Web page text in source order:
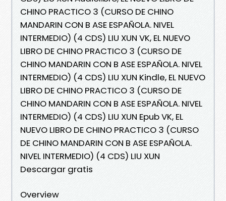
CHINO PRACTICO 3 (CURSO DE CHINO
MANDARIN CON B ASE ESPAÑOLA. NIVEL
INTERMEDIO) (4 CDS) LIU XUN VK, EL NUEVO
LIBRO DE CHINO PRACTICO 3 (CURSO DE
CHINO MANDARIN CON B ASE ESPAÑOLA. NIVEL
INTERMEDIO) (4 CDS) LIU XUN Kindle, EL NUEVO
LIBRO DE CHINO PRACTICO 3 (CURSO DE
CHINO MANDARIN CON B ASE ESPAÑOLA. NIVEL
INTERMEDIO) (4 CDS) LIU XUN Epub VK, EL
NUEVO LIBRO DE CHINO PRACTICO 3 (CURSO
DE CHINO MANDARIN CON B ASE ESPAÑOLA.
NIVEL INTERMEDIO) (4 CDS) LIU XUN
Descargar gratis
Overview